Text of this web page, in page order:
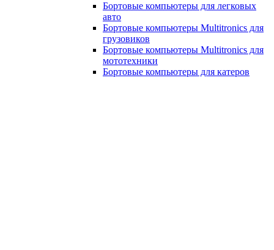
Бортовые компьютеры для легковых
авто
Бортовые компьютеры Multitronics для
грузовиков
Бортовые компьютеры Multitronics для
мототехники
Бортовые компьютеры для катеров